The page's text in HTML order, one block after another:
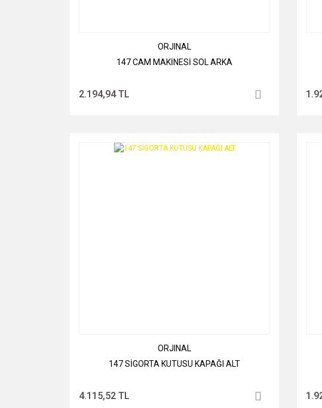
ORJINAL
147 CAM MAKİNESİ SOL ARKA
2.194,94 TL
ORJINAL
147 SİGORTA KUTUSU KAPAĞI ALT
4.115,52 TL